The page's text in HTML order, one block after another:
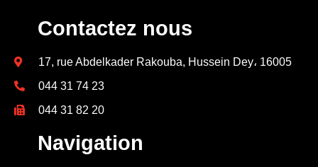
Contactez nous
17, rue Abdelkader Rakouba, Hussein Dey، 16005
044 31 74 23
044 31 82 20
Navigation